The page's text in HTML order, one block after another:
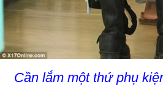
Cần lắm một thứ phụ